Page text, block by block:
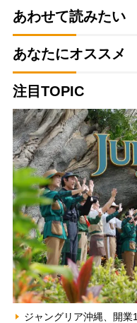
あわせて読みたい
あなたにオススメ
注目TOPIC
ジャングリア沖縄、開